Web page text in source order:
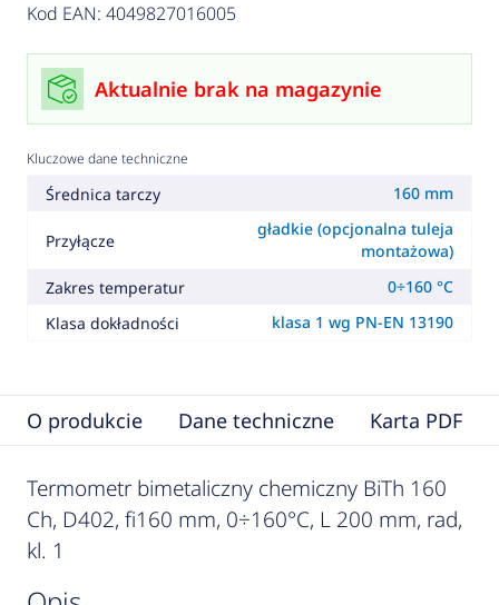
Kod EAN: 4049827016005
Aktualnie brak na magazynie
Kluczowe dane techniczne
Średnica tarczy 160 mm
Przyłącze
gładkie (opcjonalna tuleja
montażowa)
Zakres temperatur
0÷160 °C
Klasa dokładności
klasa 1 wg PN-EN 13190
O produkcie Dane techniczne Karta PDF
Termometr bimetaliczny chemiczny BiTh 160
Ch, D402, fi160 mm, 0÷160°C, L 200 mm, rad,
kl. 1